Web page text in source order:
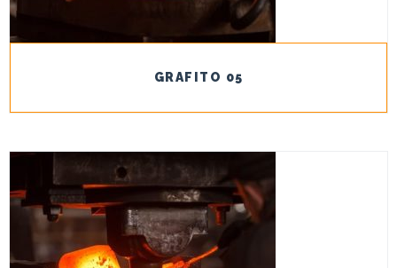
GRAFITO 05